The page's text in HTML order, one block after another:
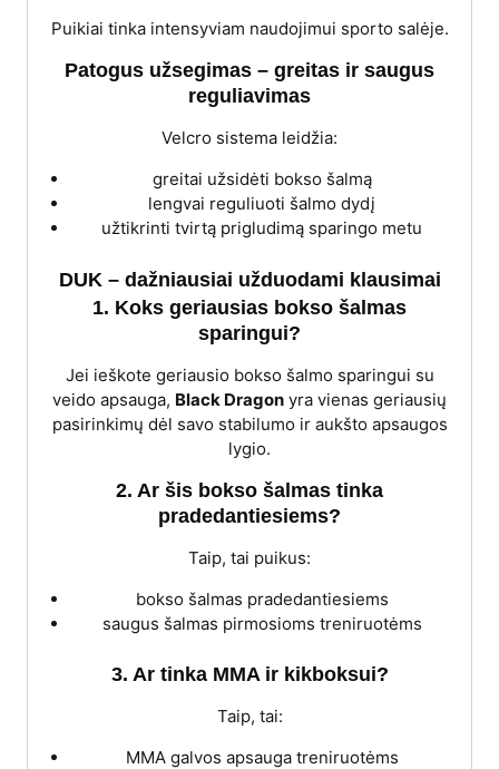
Puikiai tinka intensyviam naudojimui sporto salėje.
Patogus užsegimas – greitas ir saugus
reguliavimas
Velcro sistema leidžia:
greitai užsidėti bokso šalmą
lengvai reguliuoti šalmo dydį
užtikrinti tvirtą prigludimą sparingo metu
DUK – dažniausiai užduodami klausimai
1. Koks geriausias bokso šalmas
sparingui?
Jei ieškote geriausio bokso šalmo sparingui su
veido apsauga, Black Dragon yra vienas geriausių
pasirinkimų dėl savo stabilumo ir aukšto apsaugos
lygio.
2. Ar šis bokso šalmas tinka
pradedantiesiems?
Taip, tai puikus:
bokso šalmas pradedantiesiems
saugus šalmas pirmosioms treniruotėms
3. Ar tinka MMA ir kikboksui?
Taip, tai:
MMA galvos apsauga treniruotėms